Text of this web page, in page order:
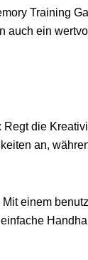
Training
auch ein
: Regt die
an,
Mit einem